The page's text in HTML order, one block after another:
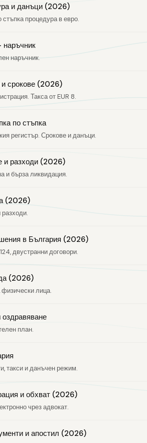
и данъци (2026)
процедура в евро.
наръчник
наръчник.
срокове (2026)
Такса от EUR 8.
по стъпка
регистър. Срокове и данъци.
и разходи (2026)
и бърза ликвидация.
(2026)
в България (2026)
двустранни договори.
(2026)
физически лица.
план.
такси и данъчен режим.
и обхват (2026)
чрез адвокат.
и апостил (2026)